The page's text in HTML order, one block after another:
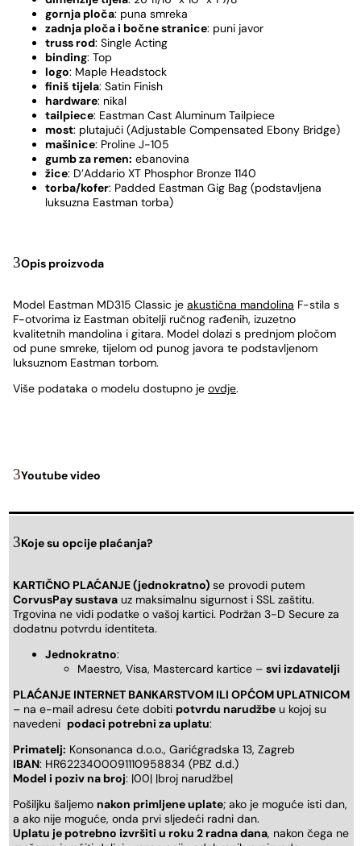
gornja ploča: puna smreka
zadnja ploča i bočne stranice: puni javor
truss rod: Single Acting
binding: Top
logo: Maple Headstock
finiš tijela: Satin Finish
hardware: nikal
tailpiece: Eastman Cast Aluminum Tailpiece
most: plutajući (Adjustable Compensated Ebony Bridge)
mašinice: Proline J-105
gumb za remen: ebanovina
žice: D’Addario XT Phosphor Bronze 1140
torba/kofer: Padded Eastman Gig Bag (podstavljena
luksuzna Eastman torba)
Opis proizvoda
Model Eastman MD315 Classic je akustična mandolina F-stila s
F-otvorima iz Eastman obitelji ručnog rađenih, izuzetno
kvalitetnih mandolina i gitara. Model dolazi s prednjom pločom
od pune smreke, tijelom od punog javora te podstavljenom
luksuznom Eastman torbom.
Više podataka o modelu dostupno je ovdje.
Youtube video
Koje su opcije plaćanja?
KARTIČNO PLAĆANJE (jednokratno) se provodi putem
CorvusPay sustava uz maksimalnu sigurnost i SSL zaštitu.
Trgovina ne vidi podatke o vašoj kartici. Podržan 3-D Secure za
dodatnu potvrdu identiteta.
Jednokratno:
Maestro, Visa, Mastercard kartice – svi izdavatelji
PLAĆANJE INTERNET BANKARSTVOM ILI OPĆOM UPLATNICOM
– na e-mail adresu ćete dobiti potvrdu narudžbe u kojoj su
navedeni podaci potrebni za uplatu:
Primatelj: Konsonanca d.o.o., Garićgradska 13, Zagreb
IBAN: HR6223400091110958834 (PBZ d.d.)
Model i poziv na broj: |00| |broj narudžbe|
Pošiljku šaljemo nakon primljene uplate; ako je moguće isti dan,
a ako nije moguće, onda prvi sljedeći radni dan.
Uplatu je potrebno izvršiti u roku 2 radna dana, nakon čega ne